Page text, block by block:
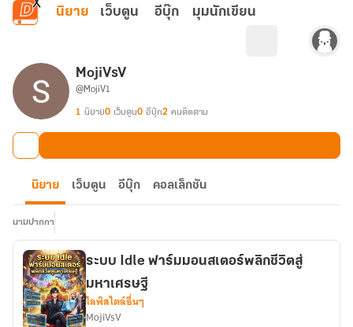
ข้ามไปยังเนื้อหาหลัก
นิยาย เว็บตูน อีบุ๊ก มุมนักเขียน
MojiVsV
@MojiV1
1 นิยาย0 เว็บตูน0 อีบุ๊ก2 คนติดตาม
นิยาย เว็บตูน อีบุ๊ก คอลเล็กชัน
นามปากกา
ระบบ Idle ฟาร์มมอนสเตอร์พลิกชีวิตสู่
มหาเศรษฐี
ไลฟ์สไตล์อื่นๆ
MojiVsV